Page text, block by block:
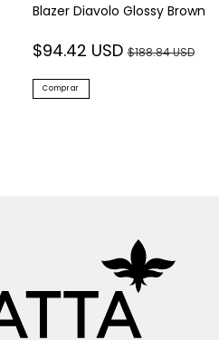
Blazer Diavolo Glossy Brown
$94.42 USD$188.84 USD
Comprar